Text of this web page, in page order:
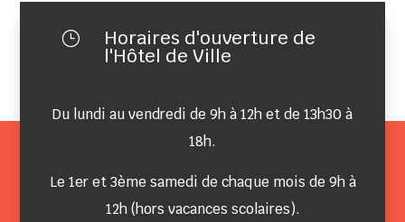
} Horaires d'ouverture de
l'Hôtel de Ville
Du lundi au vendredi de 9h à 12h et de 13h30 à
18h.
Le 1er et 3ème samedi de chaque mois de 9h à
12h (hors vacances scolaires).